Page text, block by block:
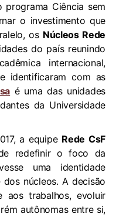
Ciência sem
o investimento que
os Núcleos Rede
do país reunindo
internacional,
identificaram com as
é uma das unidades
da Universidade
a equipe Rede CsF
redefinir o foco da
uma identidade
núcleos. A decisão
aos trabalhos, evoluir
autônomas entre si,